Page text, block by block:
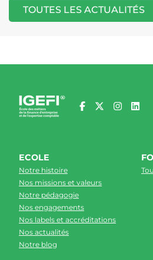
TOUTES LES ACTUALITÉS
ECOLE
Notre histoire
Nos missions et valeurs
Notre pédagogie
Nos engagements
Nos labels et accréditations
Nos actualités
Notre blog